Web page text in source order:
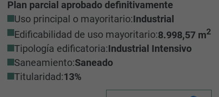
Plan parcial aprobado definitivamente
Uso principal o mayoritario:Industrial
Edificabilidad de uso mayoritario:8.998,57 m2
Tipología edificatoria:Industrial Intensivo
Saneamiento:Saneado
Titularidad:13%